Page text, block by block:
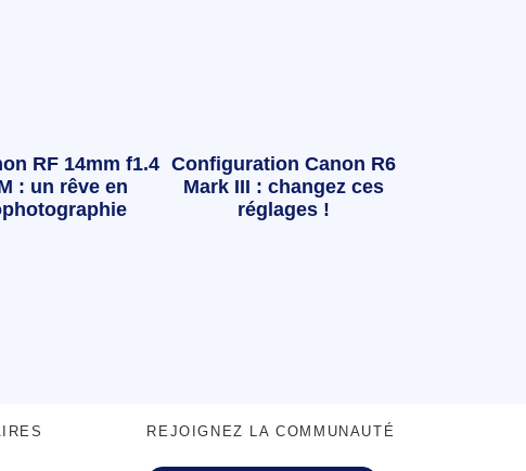
RF 14mm f1.4
: un rêve en
Configuration Canon R6
Mark III : changez ces
réglages !
REJOIGNEZ LA COMMUNAUTÉ